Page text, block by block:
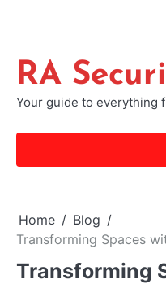
RA
Your guide to everything
Home
Blog
Transforming Spaces
Transforming